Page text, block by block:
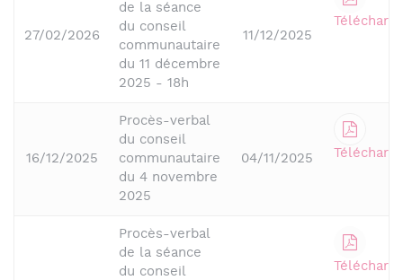
27/02/2026
de la séance
du conseil
communautaire
du 11 décembre
2025 - 18h
11/12/2025
16/12/2025
Procès-verbal
du conseil
communautaire
du 4 novembre
2025
04/11/2025
Procès-verbal
de la séance
du conseil